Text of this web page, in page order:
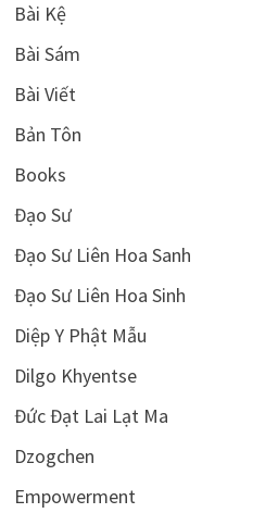
Bài Kệ
Bài Sám
Bài Viết
Bản Tôn
Books
Đạo Sư
Đạo Sư Liên Hoa Sanh
Đạo Sư Liên Hoa Sinh
Diệp Y Phật Mẫu
Dilgo Khyentse
Đức Đạt Lai Lạt Ma
Dzogchen
Empowerment